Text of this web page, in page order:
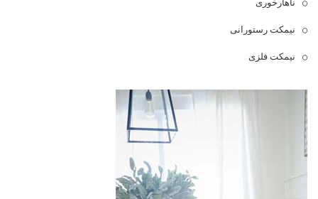
ناهارخوری
نیمکت رستورانی
نیمکت فلزی